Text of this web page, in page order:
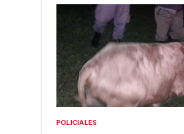
POLICIALES